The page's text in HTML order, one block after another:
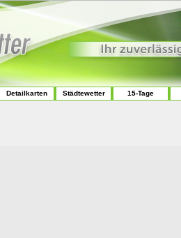
Detailkarten Städtewetter 15-Tage